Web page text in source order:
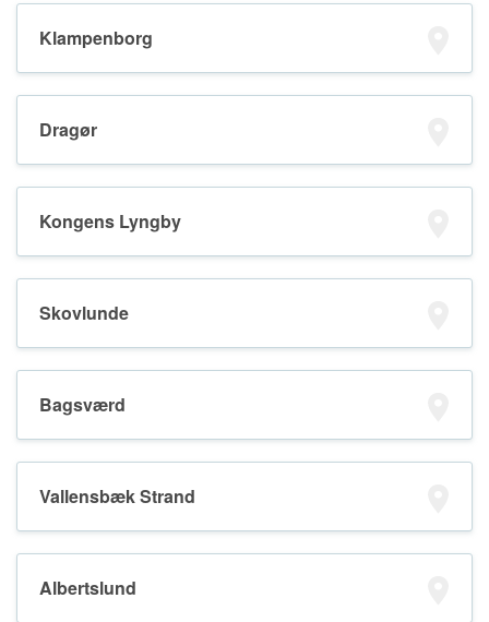
Klampenborg
Dragør
Kongens Lyngby
Skovlunde
Bagsværd
Vallensbæk Strand
Albertslund